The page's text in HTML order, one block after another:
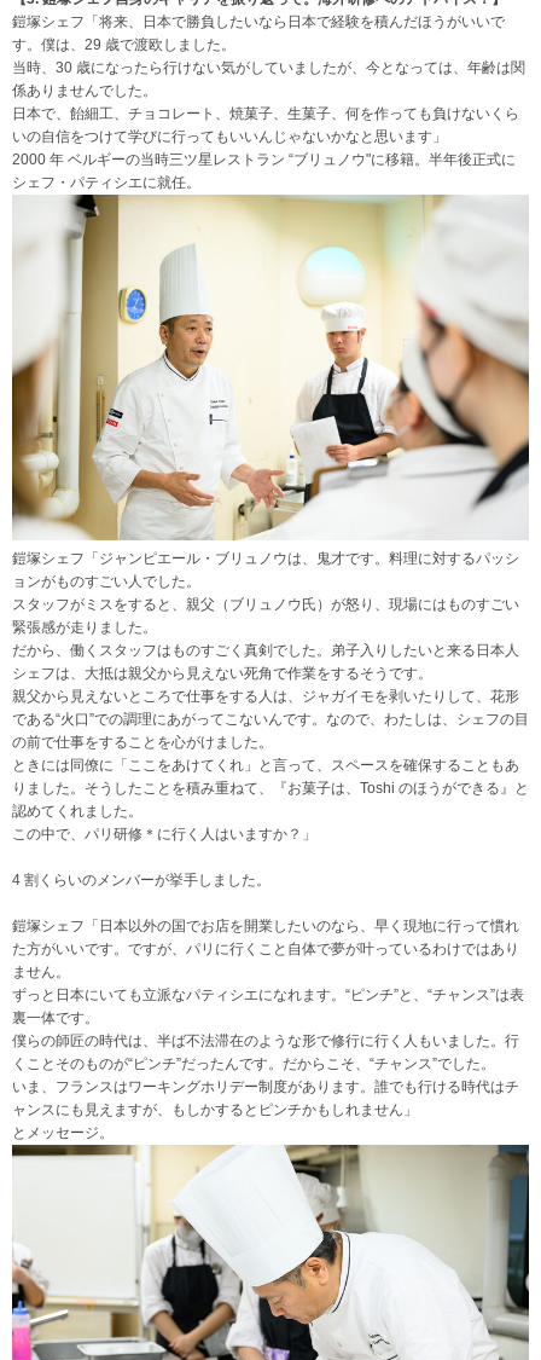
鎧塚シェフ「将来、日本で勝負したいなら日本で経験を積んだほうがいいで
す。僕は、29 歳で渡欧しました。
当時、30 歳になったら行けない気がしていましたが、今となっては、年齢は関
係ありませんでした。
日本で、飴細工、チョコレート、焼菓子、生菓子、何を作っても負けないくら
いの自信をつけて学びに行ってもいいんじゃないかなと思います」
2000 年 ベルギーの当時三ツ星レストラン “ブリュノウ"に移籍。半年後正式に
シェフ・パティシエに就任。
鎧塚シェフ「ジャンピエール・ブリュノウは、鬼才です。料理に対するパッシ
ョンがものすごい人でした。
スタッフがミスをすると、親父（ブリュノウ氏）が怒り、現場にはものすごい
緊張感が走りました。
だから、働くスタッフはものすごく真剣でした。弟子入りしたいと来る日本人
シェフは、大抵は親父から見えない死角で作業をするそうです。
親父から見えないところで仕事をする人は、ジャガイモを剥いたりして、花形
である“火口”での調理にあがってこないんです。なので、わたしは、シェフの目
の前で仕事をすることを心がけました。
ときには同僚に「ここをあけてくれ」と言って、スペースを確保することもあ
りました。そうしたことを積み重ねて、『お菓子は、Toshi のほうができる』と
認めてくれました。
この中で、パリ研修＊に行く人はいますか？」
4 割くらいのメンバーが挙手しました。
鎧塚シェフ「日本以外の国でお店を開業したいのなら、早く現地に行って慣れ
た方がいいです。ですが、パリに行くこと自体で夢が叶っているわけではあり
ません。
ずっと日本にいても立派なパティシエになれます。“ピンチ”と、“チャンス”は表
裏一体です。
僕らの師匠の時代は、半ば不法滞在のような形で修行に行く人もいました。行
くことそのものが“ピンチ”だったんです。だからこそ、“チャンス”でした。
いま、フランスはワーキングホリデー制度があります。誰でも行ける時代はチ
ャンスにも見えますが、もしかするとピンチかもしれません」
とメッセージ。